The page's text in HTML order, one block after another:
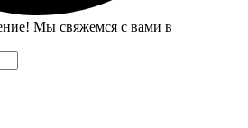
Мы свяжемся с вами в